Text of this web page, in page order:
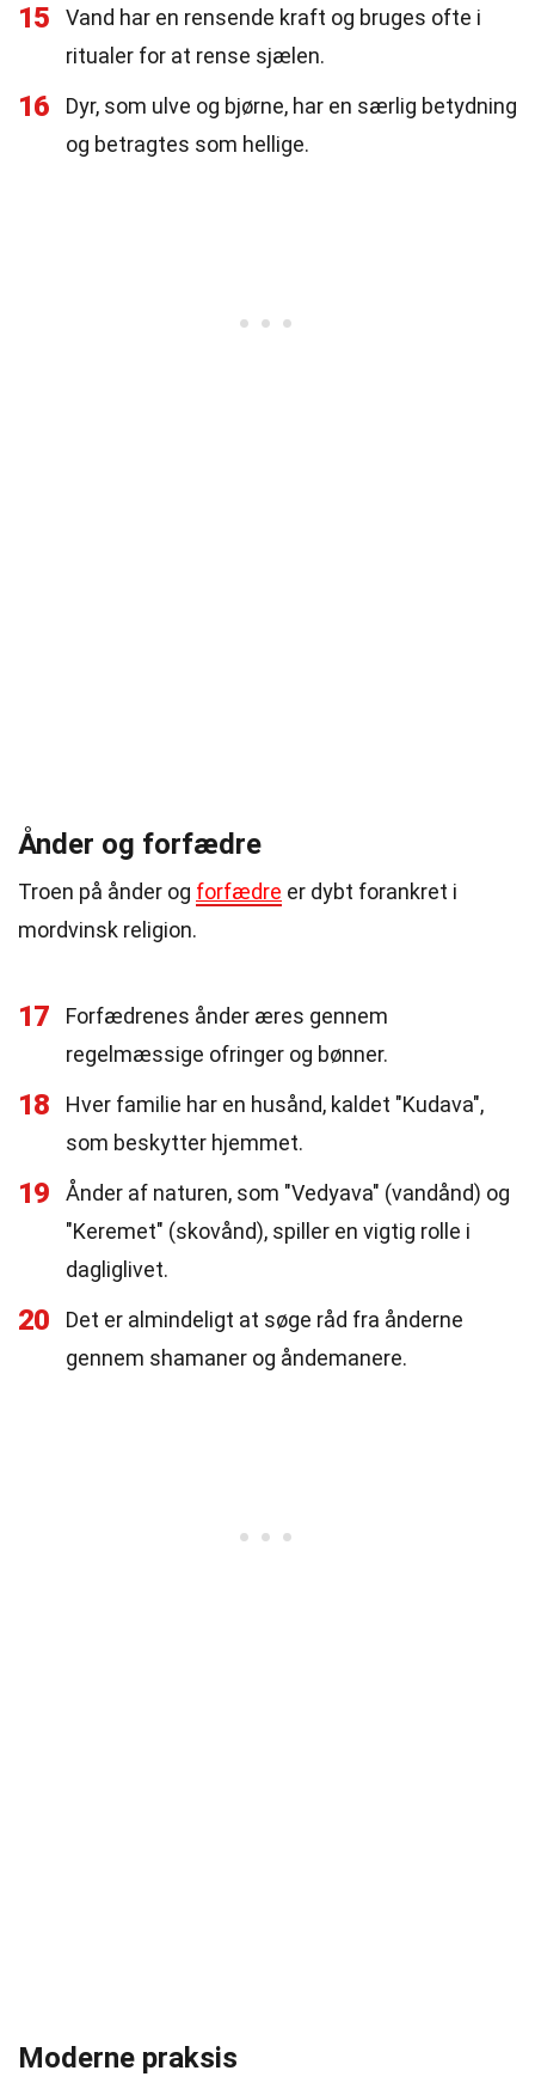
15
Vand har en rensende kraft og bruges ofte i
ritualer for at rense sjælen.
16
Dyr, som ulve og bjørne, har en særlig betydning
og betragtes som hellige.
Ånder og forfædre
Troen på ånder og forfædre er dybt forankret i
mordvinsk religion.
17
Forfædrenes ånder æres gennem
regelmæssige ofringer og bønner.
18
Hver familie har en husånd, kaldet "Kudava",
som beskytter hjemmet.
19
Ånder af naturen, som "Vedyava" (vandånd) og
"Keremet" (skovånd), spiller en vigtig rolle i
dagliglivet.
20
Det er almindeligt at søge råd fra ånderne
gennem shamaner og åndemanere.
Moderne praksis